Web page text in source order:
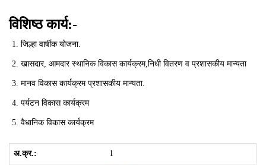
विशिष्ठ कार्य:-
जिल्हा वार्षीक योजना.
खासदार, आमदार स्थानिक विकास कार्यक्रम,निधी वितरण व प्रशासकीय मान्यता
मानव विकास कार्यक्रम प्रशासकीय मान्यता.
पर्यटन विकास कार्यक्रम
वैधानिक विकास कार्यक्रम
1